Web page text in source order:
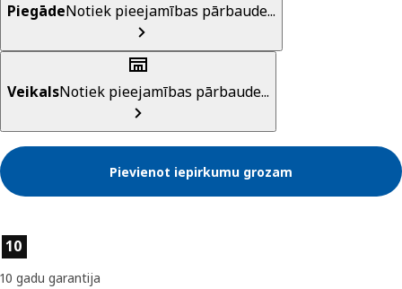
PiegādeNotiek pieejamības pārbaude...
VeikalsNotiek pieejamības pārbaude...
Pievienot iepirkumu grozam
Preces īpašības
10
10 gadu garantija